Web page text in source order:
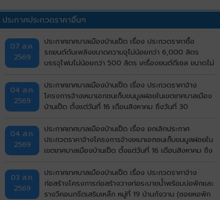
ประกาศประกวดราคาอื่นๆ
07 ส.ค.
2569
ประกาศเทศบาลเมืองบ้านเป็ด เรื่อง ประกวดราคาซื้อ
รถยนต์ดับเพลิงขนาดความจุไม่น้อยกว่า 6,000 ลิตร
บรรจุโฟมไม่น้อยกว่า 500 ลิตร เครื่องยนต์ดีเซล ขนาดไม่
แรงดันสูงและอุปกรณ์ในการดับเพลิงครบชุด จำนวน 1 คัน
ด้วยวิธีประกวดราคาอิเล็กทรอนิกส์ (e-bidding)
04 ส.ค.
2569
ประกาศเทศบาลเมืองบ้านเป็ด เรื่อง ประกวดราคาจ้าง
โครงการจ้างเหมาเอกชนเก็บขนมูลฝอยในเขตเทศบาลเมือง
บ้านเป็ด ตั้งแต่วันที่ 16 เดือนสิงหาคม ถึงวันที่ 30
(e-bidding)
04 ส.ค.
2569
ประกาศเทศบาลเมืองบ้านเป็ด เรื่อง ยกเลิกประกาศ
ประกวดราคาจ้างโครงการจ้างเหมาเอกชนเก็บขนมูลฝอยใน
เขตเทศบาลเมืองบ้านเป็ด ตั้งแต่วันที่ 16 เดือนสิงหาคม ถึง
อิเล็กทรอนิกส์ (e-bidding)
03 ส.ค.
2569
ประกาศเทศบาลเมืองบ้านเป็ด เรื่อง ประกวดราคาจ้าง
ก่อสร้างโครงการก่อสร้างวางท่อระบายน้ำพร้อมบ่อพักและ
รางวีคอนกรีตเสริมเหล็ก หมู่ที่ 19 บ้านกังวาน (ซอยหอพัก